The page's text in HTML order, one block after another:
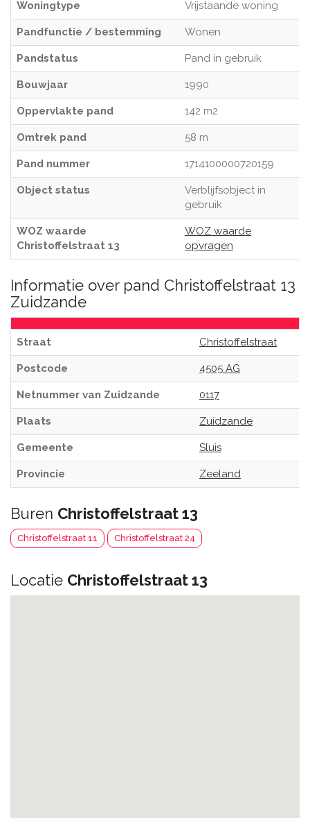
Woningtype Vrijstaande woning
Pandfunctie / bestemming Wonen
Pandstatus Pand in gebruik
Bouwjaar 1990
Oppervlakte pand 142 m2
Omtrek pand 58 m
Pand nummer 1714100000720159
Object status
Verblijfsobject in
gebruik
WOZ waarde
Christoffelstraat 13
WOZ waarde
opvragen
Informatie over pand Christoffelstraat 13
Zuidzande
Straat Christoffelstraat
Postcode 4505 AG
Netnummer van Zuidzande 0117
Plaats Zuidzande
Gemeente Sluis
Provincie Zeeland
Buren Christoffelstraat 13
Christoffelstraat 11 Christoffelstraat 24
Locatie Christoffelstraat 13